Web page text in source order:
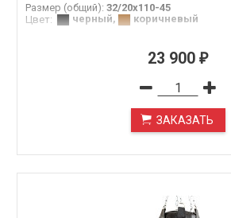
Размер (общий): 32/20х110-45
Цвет: черный, коричневый
23 900 ₽
ЗАКАЗАТЬ